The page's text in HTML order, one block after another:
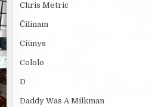
Chris Metric
Čilinam
Ciūnys
Cololo
D
Daddy Was A Milkman